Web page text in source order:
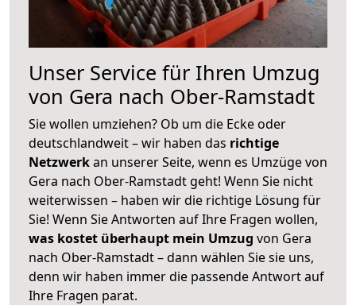
Unser Service für Ihren Umzug
von Gera nach Ober-Ramstadt
Sie wollen umziehen? Ob um die Ecke oder
deutschlandweit – wir haben das richtige
Netzwerkan unserer Seite, wenn es Umzüge von
Gera nach Ober-Ramstadt geht! Wenn Sie nicht
weiterwissen – haben wir die richtige Lösung für
Sie! Wenn Sie Antworten auf Ihre Fragen wollen,
was kostet überhaupt mein Umzug von Gera
nach Ober-Ramstadt – dann wählen Sie sie uns,
denn wir haben immer die passende Antwort auf
Ihre Fragen parat.